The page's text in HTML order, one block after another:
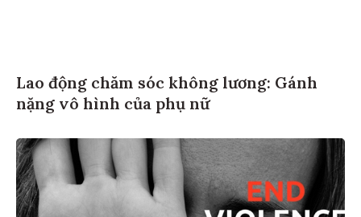
Lao động chăm sóc không lương: Gánh
nặng vô hình của phụ nữ